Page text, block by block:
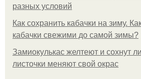
разных условий
Как сохранить кабачки на зиму.
кабачки свежими до самой зимы?
Замиокулькас желтеют и сохнут
листочки меняют свой окрас